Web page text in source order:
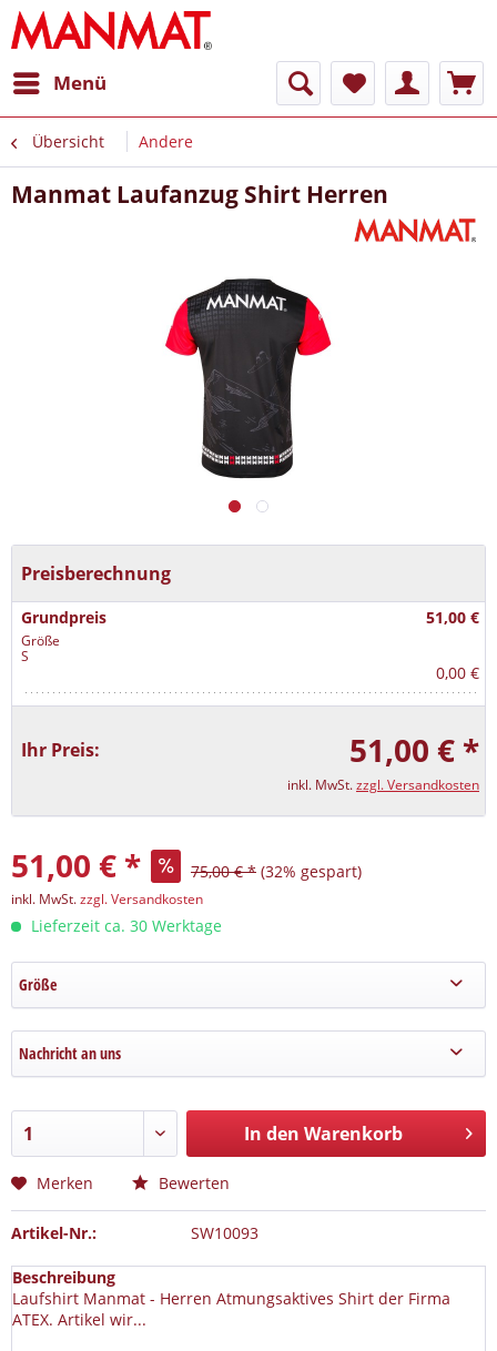
Menü
Übersicht Andere
Manmat Laufanzug Shirt Herren
Preisberechnung
Grundpreis 51,00 €
Größe
S
0,00 €
Ihr Preis: 51,00 € *
inkl. MwSt.zzgl. Versandkosten
51,00 € * 75,00 € * (32% gespart)
inkl. MwSt.zzgl. Versandkosten
Lieferzeit ca. 30 Werktage
Größe
Nachricht an uns
In den Warenkorb
Merken Bewerten
Artikel-Nr.: SW10093
Beschreibung
Laufshirt Manmat - Herren Atmungsaktives Shirt der Firma
ATEX. Artikel wir...